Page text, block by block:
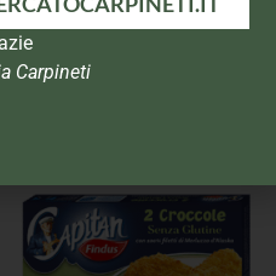
CARNE SURGELATA
Carpineti